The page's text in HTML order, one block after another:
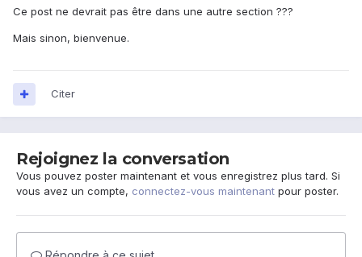
Ce post ne devrait pas être dans une autre section ???
Mais sinon, bienvenue.
Citer
Rejoignez la conversation
Vous pouvez poster maintenant et vous enregistrez plus tard. Si
vous avez un compte, connectez-vous maintenant pour poster.